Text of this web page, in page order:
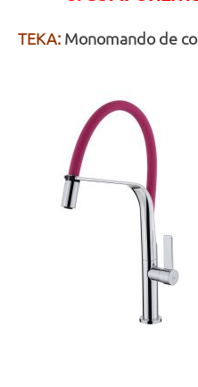
TEKA: Monomando de